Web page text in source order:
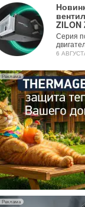
ZILON
Серия
6
6
Для
6
Реклама
Реклама